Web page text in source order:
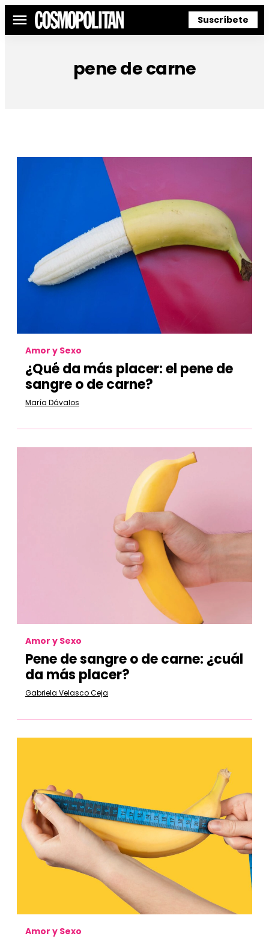
Menú Suscríbete
pene de carne
Amor y Sexo
¿Qué da más placer:el pene de
sangre o de carne?
María Dávalos
Amor y Sexo
Pene de sangre o de carne: ¿cuál
da más placer?
Gabriela Velasco Ceja
Amor y Sexo